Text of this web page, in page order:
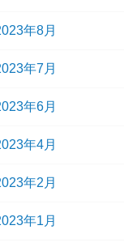
年8月
年7月
年6月
年4月
年2月
年1月